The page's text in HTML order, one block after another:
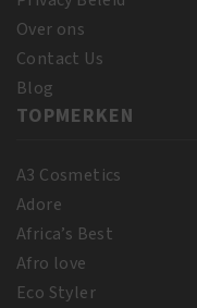
Over ons
Contact Us
Blog
TOPMERKEN
A3 Cosmetics
Adore
Africa’s Best
Afro love
Eco Styler